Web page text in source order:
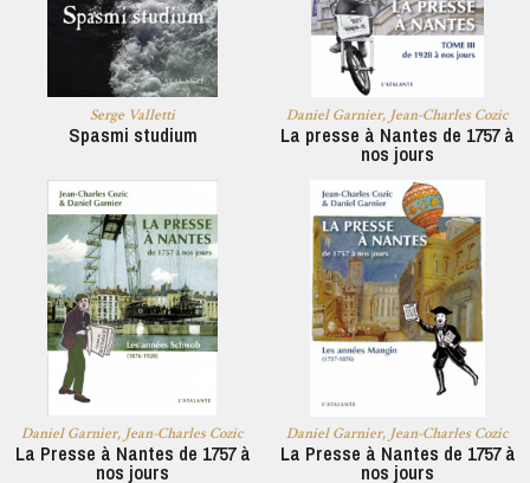
Serge Valletti
Spasmi studium
Daniel Garnier, Jean-Charles Cozic
La presse à Nantes de 1757 à
nos jours
Daniel Garnier, Jean-Charles Cozic
La Presse à Nantes de 1757 à
nos jours
Daniel Garnier, Jean-Charles Cozic
La Presse à Nantes de 1757 à
nos jours